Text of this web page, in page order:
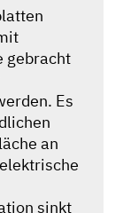
gebracht
Es
an
sinkt